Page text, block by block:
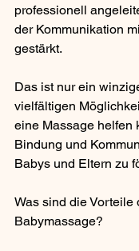
professionell
der Kommunikation
gestärkt.
Das ist nur ein
vielfältigen
eine Massage helfen
Bindung und
Babys und Eltern zu
Was sind die Vorteile
Babymassage?